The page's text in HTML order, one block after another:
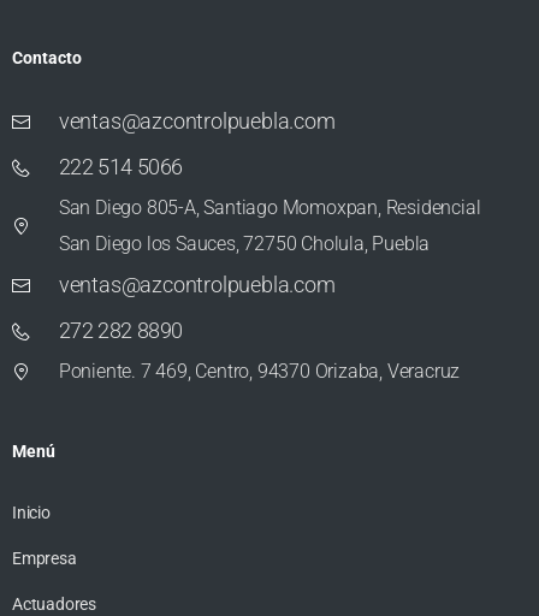
Contacto
ventas@azcontrolpuebla.com
222 514 5066
San Diego 805-A, Santiago Momoxpan, Residencial
San Diego los Sauces, 72750 Cholula, Puebla
ventas@azcontrolpuebla.com
272 282 8890
Poniente. 7 469, Centro, 94370 Orizaba, Veracruz
Menú
Inicio
Empresa
Actuadores